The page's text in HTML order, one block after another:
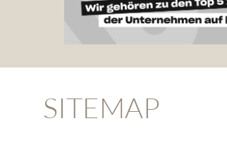
SITEMAP